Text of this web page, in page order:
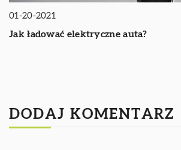
01-20-2021
Jak ładować elektryczne auta?
DODAJ KOMENTARZ